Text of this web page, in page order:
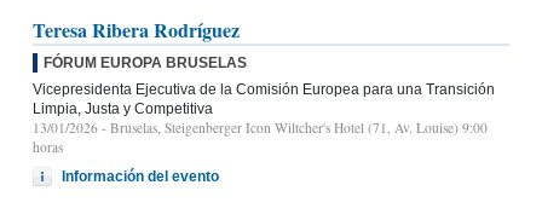
Teresa Ribera Rodríguez
FÓRUM EUROPA BRUSELAS
Vicepresidenta Ejecutiva de la Comisión Europea para una Transición
Limpia, Justa y Competitiva
13/01/2026 - Bruselas, Steigenberger Icon Wiltcher's Hotel (71, Av. Louise) 9:00
horas
Información del evento